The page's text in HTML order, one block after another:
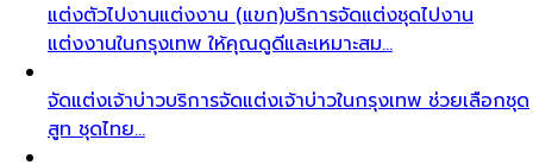
แต่งตัวไปงานแต่งงาน (แขก)บริการจัดแต่งชุดไปงาน
แต่งงานในกรุงเทพ ให้คุณดูดีและเหมาะสม…
จัดแต่งเจ้าบ่าวบริการจัดแต่งเจ้าบ่าวในกรุงเทพ ช่วยเลือกชุด
สูท ชุดไทย…